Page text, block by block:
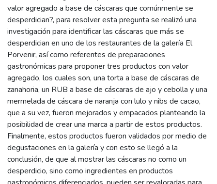
valor agregado a base de cáscaras que comúnmente se
desperdician?, para resolver esta pregunta se realizó una
investigación para identificar las cáscaras que más se
desperdician en uno de los restaurantes de la galería El
Porvenir, así como referentes de preparaciones
gastronómicas para proponer tres productos con valor
agregado, los cuales son, una torta a base de cáscaras de
zanahoria, un RUB a base de cáscaras de ajo y cebolla y una
mermelada de cáscara de naranja con lulo y nibs de cacao,
que a su vez, fueron mejorados y empacados planteando la
posibilidad de crear una marca a partir de estos productos.
Finalmente, estos productos fueron validados por medio de
degustaciones en la galería y con esto se llegó a la
conclusión, de que al mostrar las cáscaras no como un
desperdicio, sino como ingredientes en productos